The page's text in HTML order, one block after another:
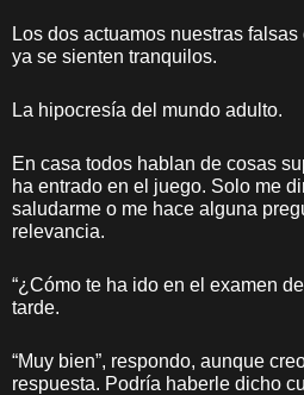
Los dos actuamos nuestras
ya se sienten tranquilos.
La hipocresía del mundo adulto.
En casa todos hablan de cosas
ha entrado en el juego. Solo me
saludarme o me hace alguna
relevancia.
“¿Cómo te ha ido en el examen
tarde.
“Muy bien”, respondo, aunque
respuesta. Podría haberle dicho